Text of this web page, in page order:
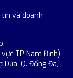
và doanh
TP Nam Định)
Dừa, Q. Đống Đa,